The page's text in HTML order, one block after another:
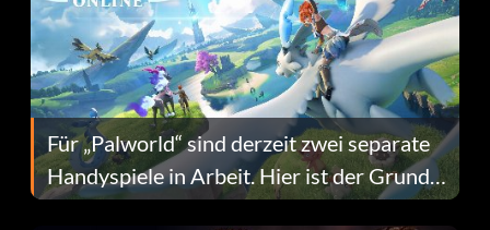
Für „Palworld“ sind derzeit zwei separate
Handyspiele in Arbeit. Hier ist der Grund
dafür.